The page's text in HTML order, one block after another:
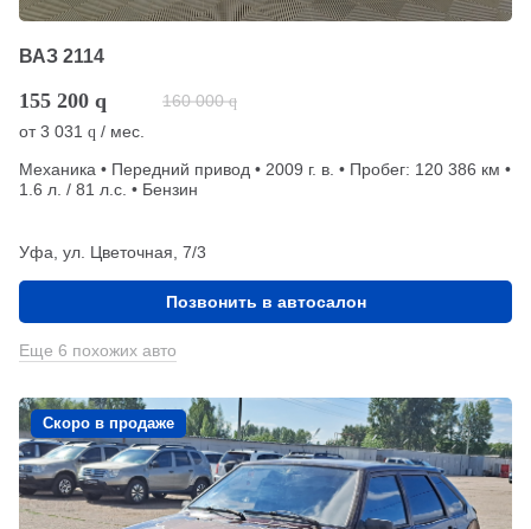
ВАЗ 2114
155 200 q 160 000 q
от3 031 q / мес.
Механика • Передний привод • 2009 г. в. • Пробег: 120 386 км •
1.6 л. / 81 л.с. • Бензин
Уфа, ул. Цветочная, 7/3
Позвонить в автосалон
Еще 6 похожих авто
Скоро в продаже